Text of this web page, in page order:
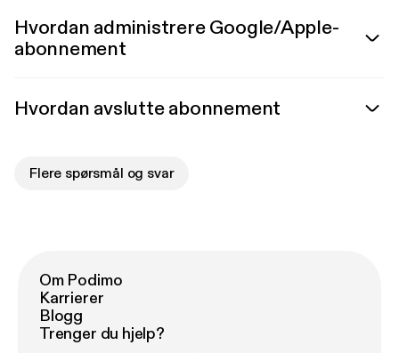
Hvordan administrere Google/Apple-
abonnement
Hvordan avslutte abonnement
Flere spørsmål og svar
Om Podimo
Karrierer
Blogg
Trenger du hjelp?